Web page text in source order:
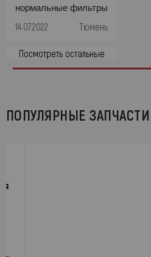
нормальные фильтры
14.07.2022 Тюмень
Посмотреть остальные
ПОПУЛЯРНЫЕ